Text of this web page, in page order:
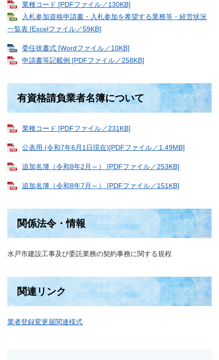
業種コード [PDFファイル／130KB]
入札参加資格申請書・入札参加を希望する業務等・経営状況
一覧表 [Excelファイル／59KB]
委任状書式 [Wordファイル／10KB]
申請書等記載例 [PDFファイル／258KB]
有資格請負業者名簿について
業種コード [PDFファイル／231KB]
公表用 (令和7年6月1日現在)[PDFファイル／1.49MB]
追加名簿（令和8年2月～） [PDFファイル／253KB]
追加名簿（令和8年7月～） [PDFファイル／151KB]
関係法令・情報
水戸市建設工事及び委託業務の契約事務に関する規程
関連リンク
業者登録変更届関連様式